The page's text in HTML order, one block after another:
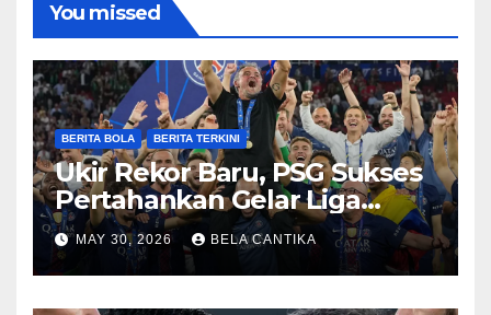
You missed
BERITA BOLA BERITA TERKINI
Ukir Rekor Baru, PSG Sukses
Pertahankan Gelar Liga
Champions
MAY 30, 2026 BELA CANTIKA